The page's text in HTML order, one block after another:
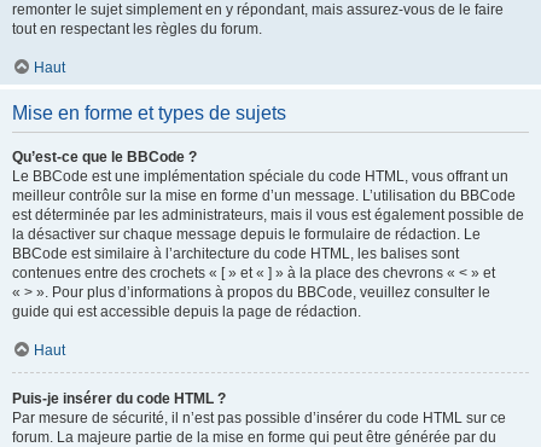
remonter le sujet simplement en y répondant, mais assurez-vous de le faire
tout en respectant les règles du forum.
Haut
Mise en forme et types de sujets
Qu’est-ce que le BBCode ?
Le BBCode est une implémentation spéciale du code HTML, vous offrant un
meilleur contrôle sur la mise en forme d’un message. L’utilisation du BBCode
est déterminée par les administrateurs, mais il vous est également possible de
la désactiver sur chaque message depuis le formulaire de rédaction. Le
BBCode est similaire à l’architecture du code HTML, les balises sont
contenues entre des crochets « [ » et « ] » à la place des chevrons « < » et
« > ». Pour plus d’informations à propos du BBCode, veuillez consulter le
guide qui est accessible depuis la page de rédaction.
Haut
Puis-je insérer du code HTML ?
Par mesure de sécurité, il n’est pas possible d’insérer du code HTML sur ce
forum. La majeure partie de la mise en forme qui peut être générée par du